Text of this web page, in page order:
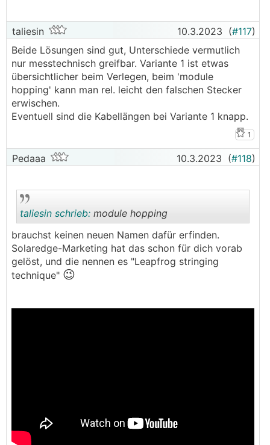
taliesin 10.3.2023 (#117)
Beide Lösungen sind gut, Unterschiede vermutlich
nur messtechnisch greifbar. Variante 1 ist etwas
übersichtlicher beim Verlegen, beim 'module
hopping' kann man rel. leicht den falschen Stecker
erwischen.
Eventuell sind die Kabellängen bei Variante 1 knapp.
1
Pedaaa 10.3.2023 (#118)
..
taliesin schrieb: module hopping
brauchst keinen neuen Namen dafür erfinden.
Solaredge-Marketing hat das schon für dich vorab
gelöst, und die nennen es "Leapfrog stringing
technique" 😉